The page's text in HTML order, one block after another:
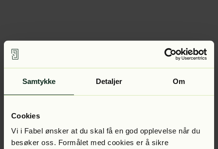
Samtykke Detaljer Om
Cookies
Vi i Fabel ønsker at du skal få en god opplevelse når du
besøker oss. Formålet med cookies er å sikre